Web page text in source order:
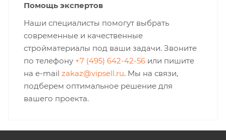
Помощь экспертов
Наши специалисты помогут выбрать
современные и качественные
стройматериалы под ваши задачи. Звоните
по телефону +7 (495) 642-42-56 или пишите
на e-mail zakaz@vipsell.ru. Мы на связи,
подберем оптимальное решение для
вашего проекта.